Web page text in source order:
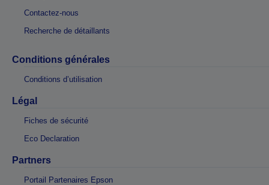
Contactez-nous
Recherche de détaillants
Conditions générales
Conditions d’utilisation
Légal
Fiches de sécurité
Eco Declaration
Partners
Portail Partenaires Epson